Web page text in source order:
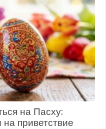
на Пасху:
на приветствие